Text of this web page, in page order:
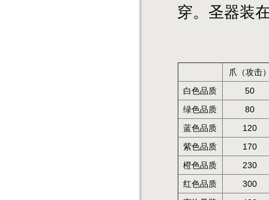
穿。圣器装
爪（攻击
白色品质
50
绿色品质
80
蓝色品质
120
紫色品质
170
橙色品质
230
红色品质
300